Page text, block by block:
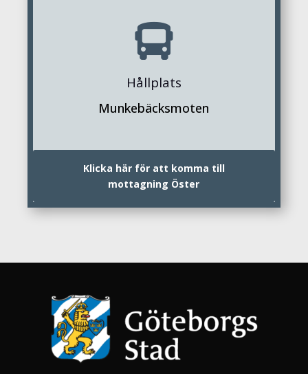

Hållplats
Munkebäcksmoten
Klicka här för att komma till
mottagning Öster